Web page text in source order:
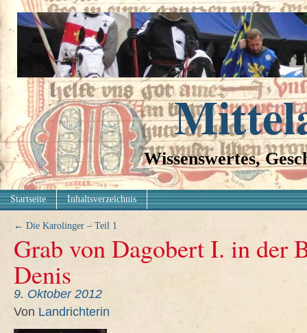
Wissenswertes,
Startseite Inhaltsverzeichnis
← Die Karolinger – Teil 1
Grab von Dagobert I. in der
Denis
9. Oktober 2012
Von Landrichterin